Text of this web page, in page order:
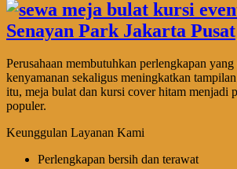
Perusahaan membutuhkan perlengkapan
kenyamanan sekaligus meningkatkan
itu, meja bulat dan kursi cover hitam menjadi
populer.
Keunggulan Layanan Kami
Perlengkapan bersih dan terawat